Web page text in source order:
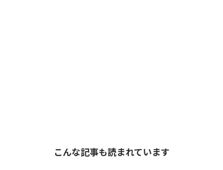
こんな記事も読まれています